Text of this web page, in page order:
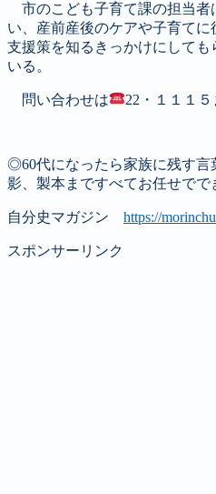
市のこども子育て課の担当者
い、産前産後のケアや子育て
支援策を知るきっかけにして
いる。
問い合わせは 22・１１１５
◎60代になったら家族に残す言
影、製本まですべてお任せでで
自分史マガジン https://
スポンサーリンク